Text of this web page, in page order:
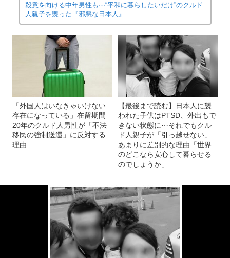
殺意を向ける中年男性も⋯“平和に暮らしたいだけ”のクルド
人親子を襲った『邪悪な日本人』
「外国人はいなきゃいけない
存在になっている」在留期間
20年のクルド人男性が「不法
移民の強制送還」に反対する
理由
【最後まで読む】日本人に襲
われた子供はPTSD、外出もで
きない状態に⋯それでもクル
ド人親子が「引っ越せない」
あまりに差別的な理由「世界
のどこなら安心して暮らせる
のでしょうか」